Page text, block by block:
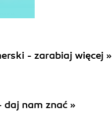
- zarabiaj więcej »
nam znać »